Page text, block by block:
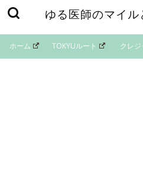
ゆる医師のマイ
ホーム TOKYUルート クレ